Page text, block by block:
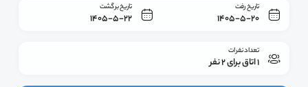
تاریخ رفت
1405-5-20
تاریخ برگشت
1405-5-22
تعداد نفرات
1 اتاق برای 2 نفر